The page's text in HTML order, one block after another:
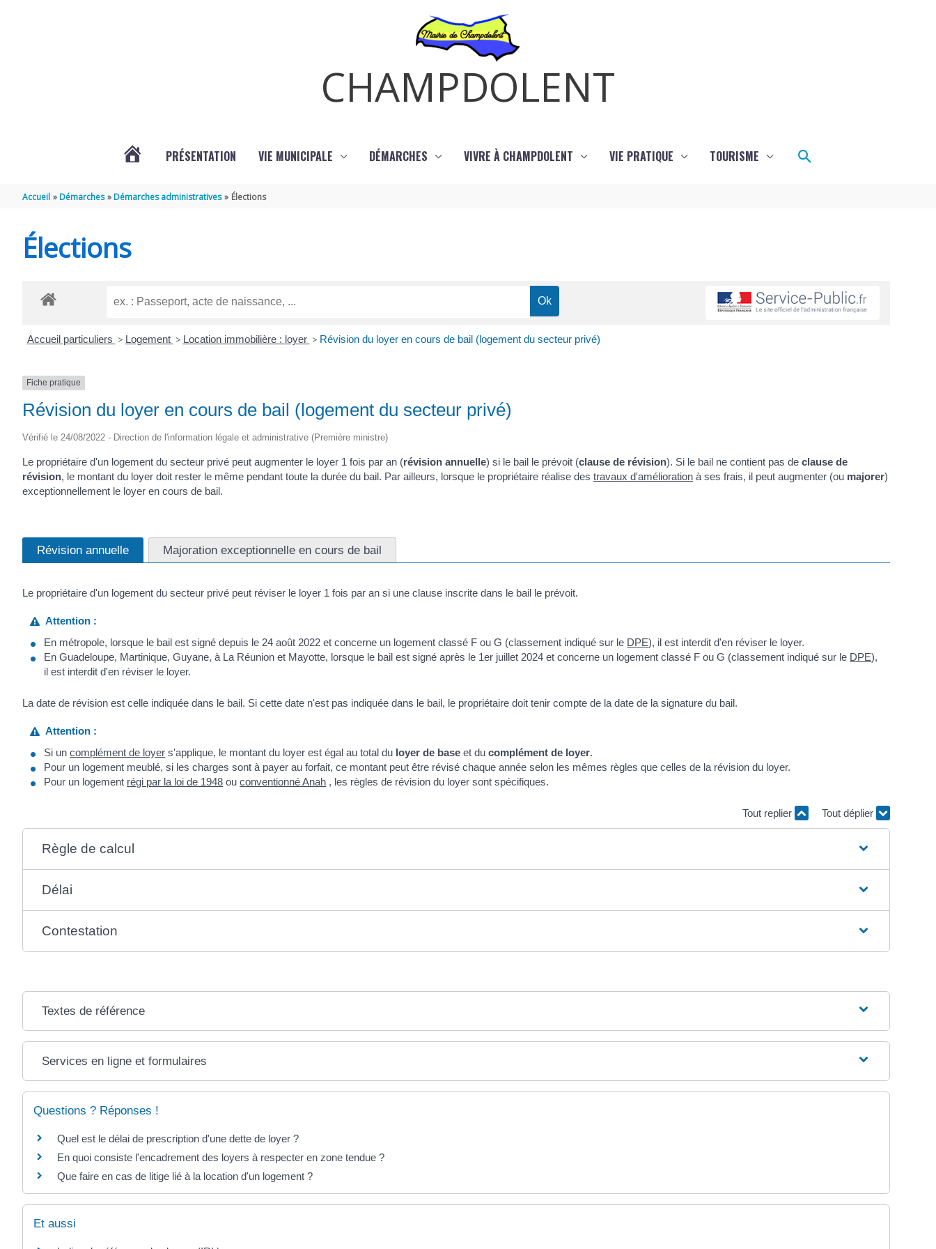
CHAMPDOLENT
PRÉSENTATION VIE MUNICIPALE DÉMARCHES VIVRE À CHAMPDOLENT VIE PRATIQUE TOURISME Rechercher
Accueil Démarches Démarches administratives Élections
Élections
Accueil particuliers > Logement > Location immobilière : loyer > Révision du loyer en cours de bail (logement du secteur privé)
Fiche pratique
Révision du loyer en cours de bail (logement du secteur privé)
Vérifié le 24/08/2022 - Direction de l'information légale et administrative (Première ministre)
Le propriétaire d'un logement du secteur privé peut augmenter le loyer 1 fois par an (révision annuelle) si le bail le prévoit (clause de révision). Si le bail ne contient pas de clause de
révision, le montant du loyer doit rester le même pendant toute la durée du bail. Par ailleurs, lorsque le propriétaire réalise des travaux d'amélioration à ses frais, il peut augmenter (ou majorer)
exceptionnellement le loyer en cours de bail.
Révision annuelle Majoration exceptionnelle en cours de bail
Le propriétaire d'un logement du secteur privé peut réviser le loyer 1 fois par an si une clause inscrite dans le bail le prévoit.
Attention :
En métropole, lorsque le bail est signé depuis le 24 août 2022 et concerne un logement classé F ou G (classement indiqué sur le DPE), il est interdit d'en réviser le loyer.
En Guadeloupe, Martinique, Guyane, à La Réunion et Mayotte, lorsque le bail est signé après le 1er juillet 2024 et concerne un logement classé F ou G (classement indiqué sur le DPE),
il est interdit d'en réviser le loyer.
La date de révision est celle indiquée dans le bail. Si cette date n'est pas indiquée dans le bail, le propriétaire doit tenir compte de la date de la signature du bail.
Attention :
Si uncomplément de loyer s'applique, le montant du loyer est égal au total du loyer de base et ducomplément de loyer.
Pour un logement meublé, si les charges sont à payer au forfait, ce montant peut être révisé chaque année selon les mêmes règles que celles de la révision du loyer.
Pour un logement régi par la loi de 1948 ouconventionné Anah , les règles de révision du loyer sont spécifiques.
Tout replier Tout déplier
Règle de calcul
Délai
Contestation
Textes de référence
Services en ligne et formulaires
Questions ? Réponses !
Quel est le délai de prescription d'une dette de loyer ?
En quoi consiste l'encadrement des loyers à respecter en zone tendue ?
Que faire en cas de litige lié à la location d'un logement ?
Et aussi